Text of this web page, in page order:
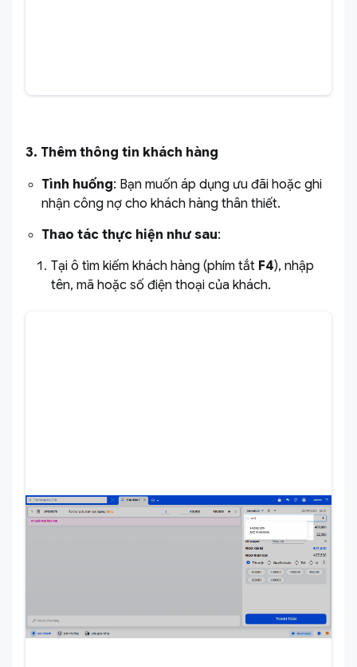
3. Thêm thông tin khách hàng
Tình huống: Bạn muốn áp dụng ưu đãi hoặc ghi
nhận công nợ cho khách hàng thân thiết.
Thao tác thực hiện như sau:
Tại ô tìm kiếm khách hàng (phím tắt F4), nhập
tên, mã hoặc số điện thoại của khách.